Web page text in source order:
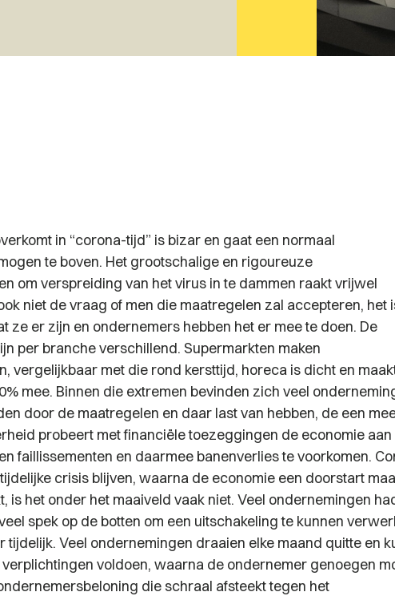
in “corona-tijd” is bizar en gaat een normaal
te boven. Het grootschalige en rigoureuze
om verspreiding van het virus in te dammen raakt vrijwel
niet de vraag of men die maatregelen zal accepteren, het
ze er zijn en ondernemers hebben het er mee te doen. De
per branche verschillend. Supermarkten maken
vergelijkbaar met die rond kersttijd, horeca is dicht en
mee. Binnen die extremen bevinden zich veel
door de maatregelen en daar last van hebben, de een
probeert met financiële toezeggingen de economie
faillissementen en daarmee banenverlies te voorkomen.
crisis blijven, waarna de economie een doorstart
is het onder het maaiveld vaak niet. Veel ondernemingen
spek op de botten om een uitschakeling te kunnen
tijdelijk. Veel ondernemingen draaien elke maand quitte en
verplichtingen voldoen, waarna de ondernemer genoegen
die schraal afsteekt tegen het